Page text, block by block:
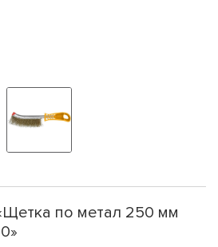
по метал 250 мм